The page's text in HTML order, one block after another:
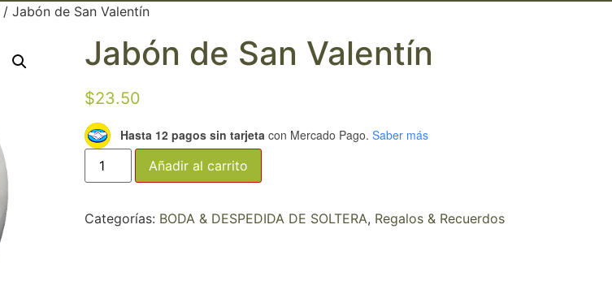
/ Jabón de San Valentín
Jabón de San Valentín
$23.50
Hasta 12 pagos sin tarjetacon Mercado Pago. Saber más
Añadir al carrito
Categorías: BODA & DESPEDIDA DE SOLTERA, Regalos & Recuerdos